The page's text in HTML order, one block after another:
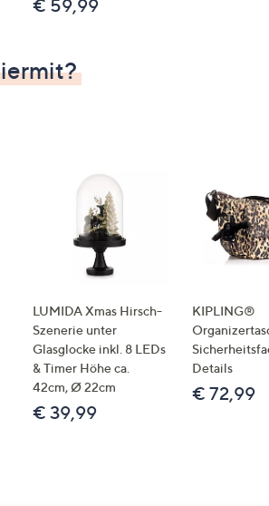
€ 59,99
LUMIDA Xmas Hirsch-
Szenerie unter
Glasglocke inkl. 8 LEDs
& Timer Höhe ca.
42cm, Ø 22cm
€ 39,99
KIPLING®
Details
€ 72,99